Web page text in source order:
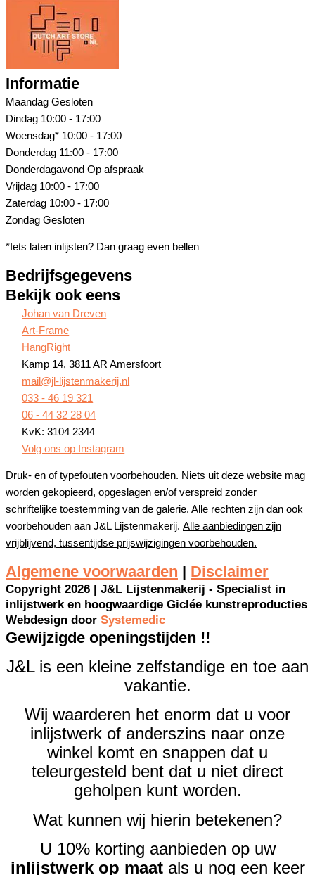
Informatie
Maandag Gesloten
Dindag 10:00 - 17:00
Woensdag* 10:00 - 17:00
Donderdag 11:00 - 17:00
Donderdagavond Op afspraak
Vrijdag 10:00 - 17:00
Zaterdag 10:00 - 17:00
Zondag Gesloten
*Iets laten inlijsten? Dan graag even bellen
Bedrijfsgegevens
Bekijk ook eens
Johan van Dreven
Art-Frame
HangRight
Kamp 14, 3811 AR Amersfoort
mail@jl-lijstenmakerij.nl
033 - 46 19 321
06 - 44 32 28 04
KvK: 3104 2344
Volg ons op Instagram
Druk- en of typefouten voorbehouden. Niets uit deze website mag
worden gekopieerd, opgeslagen en/of verspreid zonder
schriftelijke toestemming van de galerie. Alle rechten zijn dan ook
voorbehouden aan J&L Lijstenmakerij. Alle aanbiedingen zijn
vrijblijvend, tussentijdse prijswijzigingen voorbehouden.
Algemene voorwaarden | Disclaimer
Copyright 2026 | J&L Lijstenmakerij - Specialist in
inlijstwerk en hoogwaardige Giclée kunstreproducties
Webdesign door Systemedic
Gewijzigde openingstijden !!
J&L is een kleine zelfstandige en toe aan
vakantie.
Wij waarderen het enorm dat u voor
inlijstwerk of anderszins naar onze
winkel komt en snappen dat u
teleurgesteld bent dat u niet direct
geholpen kunt worden.
Wat kunnen wij hierin betekenen?
U 10% korting aanbieden op uw
inlijstwerk op maatals u nog een keer